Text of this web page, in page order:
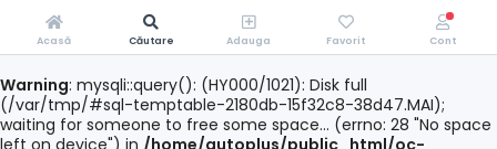
Warning: mysqli::query(): (HY000/1021): Disk full
(/var/tmp/#sql-temptable-2180db-15f32c8-38d47.MAI);
waiting for someone to free some space... (errno: 28 "No space
left on device") in /home/autoplus/public_html/oc-
Acasă Căutare Adauga Favorit Cont